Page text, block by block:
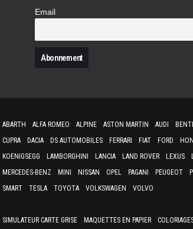
Email
ABARTH ALFA ROMEO ALPINE ASTON MARTIN AUDI
CUPRA
DACIA DS AUTOMOBILES FERRARI FIAT FORD
KOENIGSEGG
LAMBORGHINI LANCIA LAND ROVER LEXUS
MERCEDES-BENZ
MINI NISSAN OPEL PAGANI PEUGEOT
SMART
TESLA TOYOTA VOLKSWAGEN VOLVO
SIMULATEUR CARTE GRISE MAQUETTES EN PAPIER